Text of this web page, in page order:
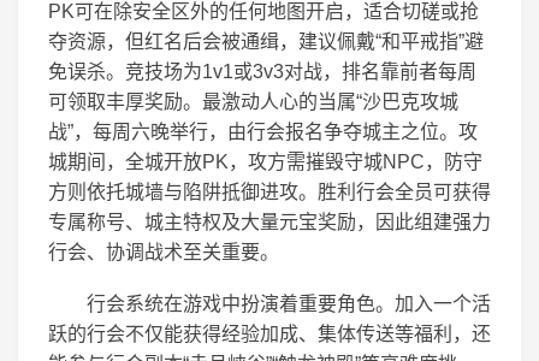
PK可在除安全区外的任何地图开启，适合切磋或抢
夺资源，但红名后会被通缉，建议佩戴“和平戒指”避
免误杀。竞技场为1v1或3v3对战，排名靠前者每周
可领取丰厚奖励。最激动人心的当属“沙巴克攻城
战”，每周六晚举行，由行会报名争夺城主之位。攻
城期间，全城开放PK，攻方需摧毁守城NPC，防守
方则依托城墙与陷阱抵御进攻。胜利行会全员可获得
专属称号、城主特权及大量元宝奖励，因此组建强力
行会、协调战术至关重要。
行会系统在游戏中扮演着重要角色。加入一个活
跃的行会不仅能获得经验加成、集体传送等福利，还